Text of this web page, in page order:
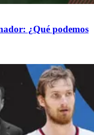
¿Qué podemos